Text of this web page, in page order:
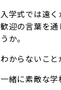
入学式では遠
歓迎の言葉を
うか。
わからないこと
一緒に素敵な学